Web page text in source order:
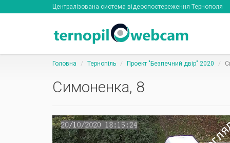
Централізована система відеоспостереження Тернополя
Головна Тернопіль Проект "Безпечний двір" 2020
Симоненка, 8